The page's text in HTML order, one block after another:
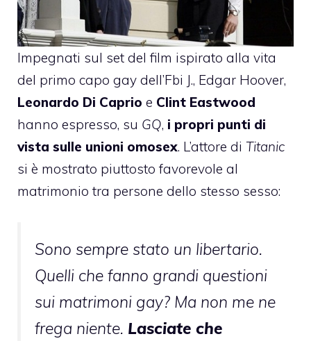
Impegnati sul set del film ispirato alla vita
del primo capo gay dell’Fbi J., Edgar Hoover,
Leonardo Di Caprio e Clint Eastwood
hanno espresso, su GQ, i propri punti di
vista sulle unioni omosex. L’attore di Titanic
si è mostrato piuttosto favorevole al
matrimonio tra persone dello stesso sesso:
Sono sempre stato un libertario.
Quelli che fanno grandi questioni
sui matrimoni gay? Ma non me ne
frega niente. Lasciate che